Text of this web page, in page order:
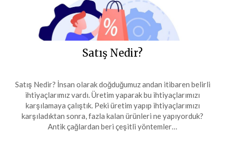
Satış Nedir?
Satış Nedir? İnsan olarak doğduğumuz andan itibaren belirli
ihtiyaçlarımız vardı. Üretim yaparak bu ihtiyaçlarımızı
karşılamaya çalıştık. Peki üretim yapıp ihtiyaçlarımızı
karşıladıktan sonra, fazla kalan ürünleri ne yapıyorduk?
Antik çağlardan beri çeşitli yöntemler…